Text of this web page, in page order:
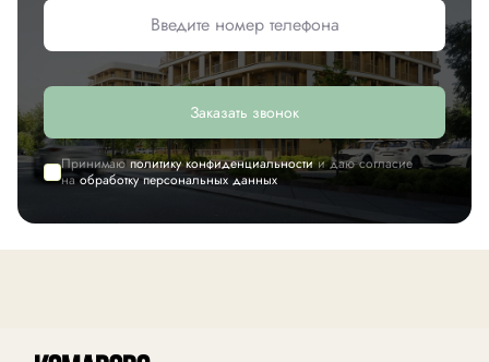
Заказать звонок
Принимаюполитику конфиденциальностии даю согласие
наобработку персональных данных